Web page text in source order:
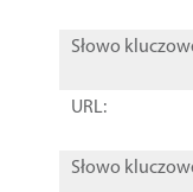
Słowo
URL:
Słowo